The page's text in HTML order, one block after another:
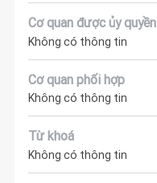
Cơ quan được ủy quyền
Không có thông tin
Cơ quan phối hợp
Không có thông tin
Từ khoá
Không có thông tin